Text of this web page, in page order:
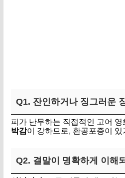
Q1. 잔인하거나 징그러운
피가 난무하는 직접적인 고어
박감이 강하므로, 환공포증이
Q2. 결말이 명확하게 이해